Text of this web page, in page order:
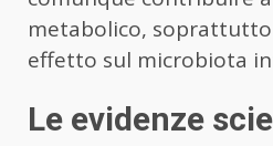
metabolico,
effetto sul microbiota
Le evidenze